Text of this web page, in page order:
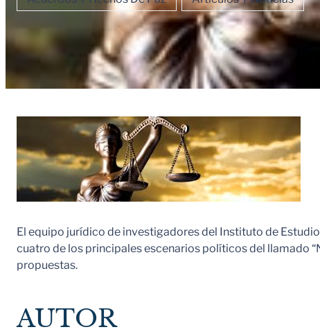
El equipo jurídico de investigadores del Instituto de
cuatro de los principales escenarios políticos del llamado
propuestas.
AUTOR